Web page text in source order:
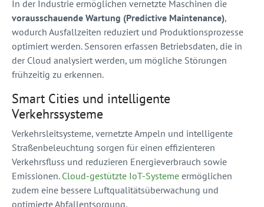
In der Industrie ermöglichen vernetzte Maschinen die
vorausschauende Wartung (Predictive Maintenance),
wodurch Ausfallzeiten reduziert und Produktionsprozesse
optimiert werden. Sensoren erfassen Betriebsdaten, die in
der Cloud analysiert werden, um mögliche Störungen
frühzeitig zu erkennen.
Smart Cities und intelligente
Verkehrssysteme
Verkehrsleitsysteme, vernetzte Ampeln und intelligente
Straßenbeleuchtung sorgen für einen effizienteren
Verkehrsfluss und reduzieren Energieverbrauch sowie
Emissionen. Cloud-gestützte IoT-Systeme ermöglichen
zudem eine bessere Luftqualitätsüberwachung und
optimierte Abfallentsorgung.